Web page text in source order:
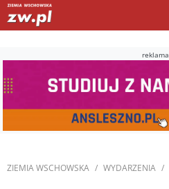
reklama
ZIEMIA WSCHOWSKA WYDARZENIA